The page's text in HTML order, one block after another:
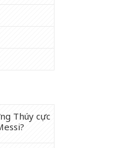
Thúy cực